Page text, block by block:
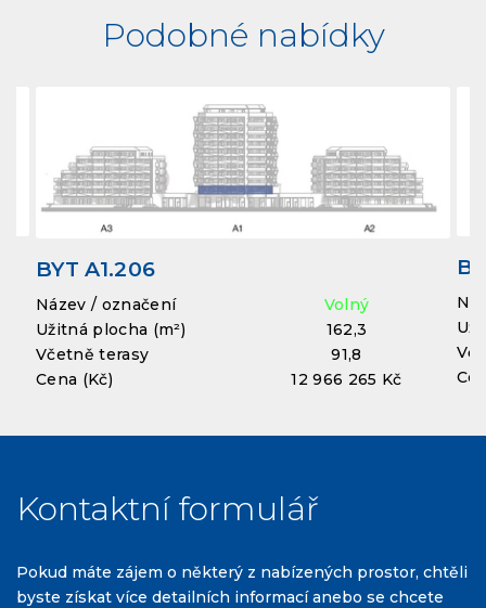
Podobné nabídky
BYT A1.206
Název / označení
Volný
Užitná plocha (m²)
162,3
Včetně terasy
91,8
Cena (Kč)
12 966 265 Kč
Kontaktní formulář
Pokud máte zájem o některý z nabízených prostor, chtěli
byste získat více detailních informací anebo se chcete